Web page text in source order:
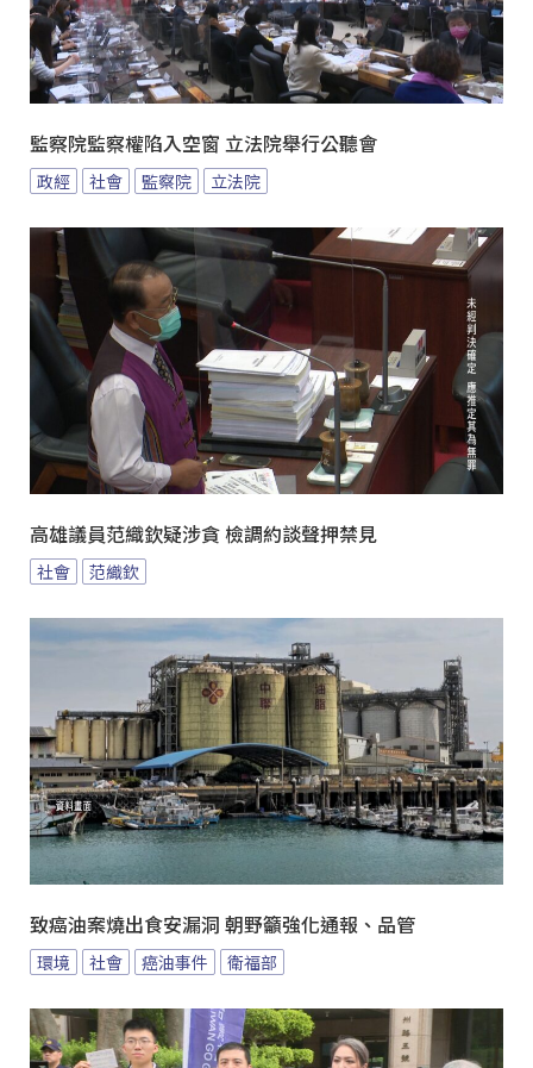
監察院監察權陷入空窗 立法院舉行公聽會
政經 社會 監察院 立法院
高雄議員范織欽疑涉貪 檢調約談聲押禁見
社會 范織欽
致癌油案燒出食安漏洞 朝野籲強化通報、品管
環境 社會 癌油事件 衛福部